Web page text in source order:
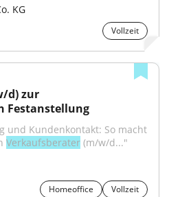
KG
Vollzeit
d) zur
Festanstellung
und Kundenkontakt: So macht
Verkaufsberater (m/w/d..."
Homeoffice
Vollzeit